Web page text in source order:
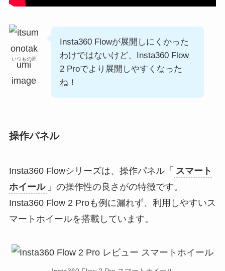
いつもの匠
Insta360 Flowが展開しにくかった
わけではないけど、Insta360 Flow
2 Proでより展開しやすくなった
ね！
操作パネル
Insta360 Flowシリーズは、操作パネル「 スマート
ホイール 」の操作性の良さがの特徴です。
Insta360 Flow 2 Proも例に漏れず、利用しやすいス
マートホイールを搭載しています。